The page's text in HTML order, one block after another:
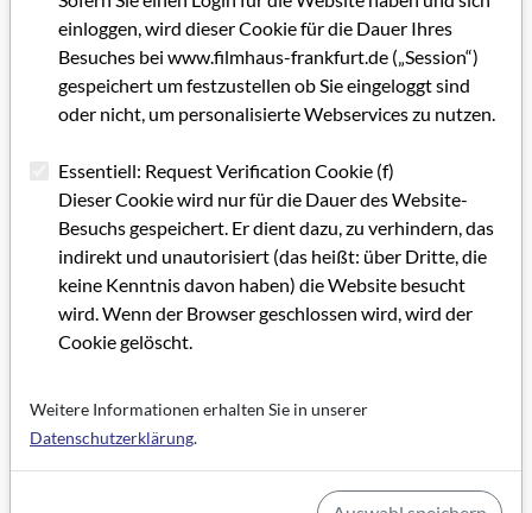
einloggen, wird dieser Cookie für die Dauer Ihres
Besuches bei www.filmhaus-frankfurt.de („Session“)
gespeichert um festzustellen ob Sie eingeloggt sind
oder nicht, um personalisierte Webservices zu nutzen.
Essentiell: Request Verification Cookie (f)
Dieser Cookie wird nur für die Dauer des Website-
Besuchs gespeichert. Er dient dazu, zu verhindern, das
indirekt und unautorisiert (das heißt: über Dritte, die
keine Kenntnis davon haben) die Website besucht
wird. Wenn der Browser geschlossen wird, wird der
Cookie gelöscht.
Weitere Informationen erhalten Sie in unserer
Datenschutzerklärung.